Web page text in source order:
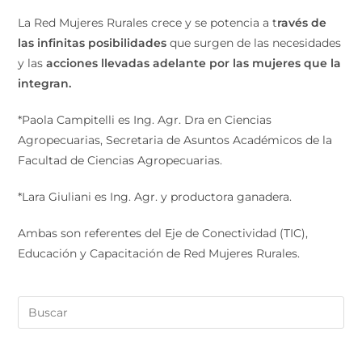
La Red Mujeres Rurales crece y se potencia a través de
las infinitas posibilidades que surgen de las necesidades
y lasacciones llevadas adelante por las mujeres que la
integran.
*Paola Campitelli es Ing. Agr. Dra en Ciencias
Agropecuarias, Secretaria de Asuntos Académicos de la
Facultad de Ciencias Agropecuarias.
*Lara Giuliani es Ing. Agr. y productora ganadera.
Ambas son referentes del Eje de Conectividad (TIC),
Educación y Capacitación de Red Mujeres Rurales.